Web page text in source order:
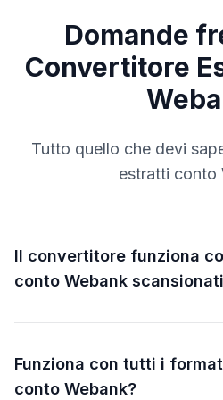
Domande
Convertitore
Tutto quello che devi
estratti conto
Il convertitore funziona
conto Webank
Funziona con tutti i
conto Webank?